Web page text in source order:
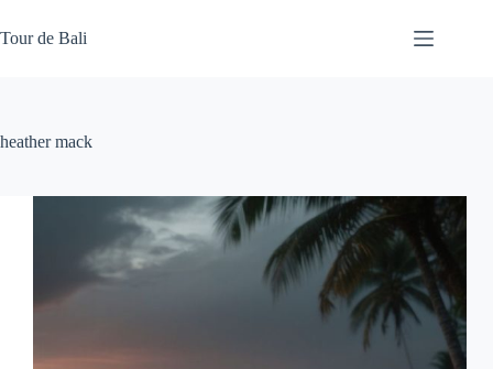
to
content
Tour de Bali
heather mack